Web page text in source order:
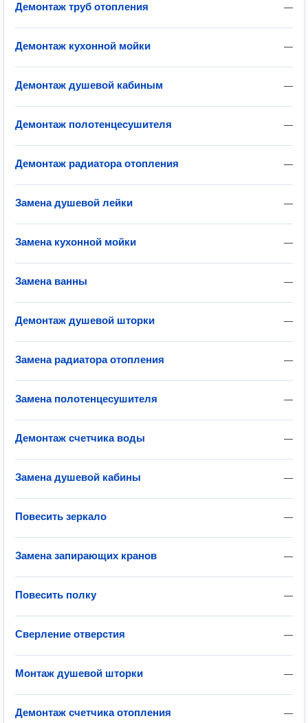
—
Демонтаж труб отопления
—
Демонтаж кухонной мойки
—
Демонтаж душевой кабиным
—
Демонтаж полотенцесушителя
—
Демонтаж радиатора отопления
—
Замена душевой лейки
—
Замена кухонной мойки
—
Замена ванны
—
Демонтаж душевой шторки
—
Замена радиатора отопления
—
Замена полотенцесушителя
—
Демонтаж счетчика воды
—
Замена душевой кабины
—
Повесить зеркало
—
Замена запирающих кранов
—
Повесить полку
—
Сверление отверстия
—
Монтаж душевой шторки
—
Демонтаж счетчика отопления